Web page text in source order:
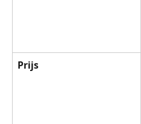
Prijs